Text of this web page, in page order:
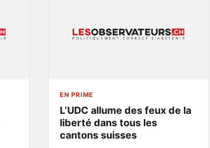
EN PRIME
L’UDC allume des feux de la
liberté dans tous les
cantons suisses